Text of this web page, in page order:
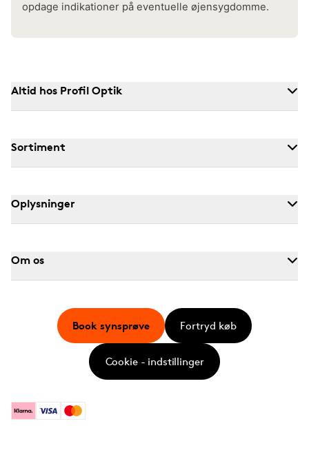
opdage indikationer på eventuelle øjensygdomme.
Altid hos Profil Optik
Sortiment
Oplysninger
Om os
KlarnaVisa Mastercard
Book synsprøve Fortryd køb
Cookie - indstillinger